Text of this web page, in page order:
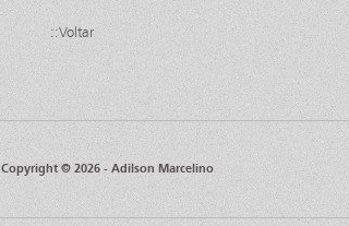
::Voltar
Copyright © 2026 - Adilson Marcelino